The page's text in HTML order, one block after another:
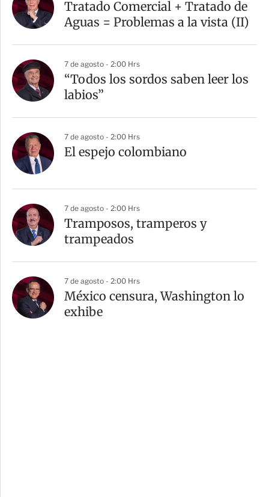
Tratado Comercial + Tratado de
Aguas = Problemas a la vista (II)
7 de agosto - 2:00 Hrs
“Todos los sordos saben leer los
labios”
7 de agosto - 2:00 Hrs
El espejo colombiano
7 de agosto - 2:00 Hrs
Tramposos, tramperos y
trampeados
7 de agosto - 2:00 Hrs
México censura, Washington lo
exhibe